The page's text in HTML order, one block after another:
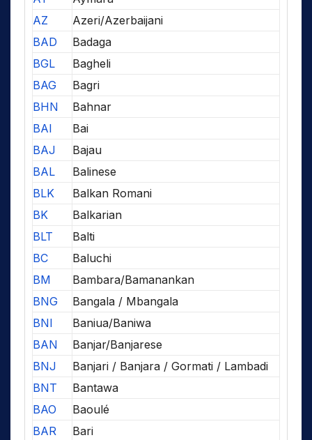
AZ
Azeri/Azerbaijani
BAD
Badaga
BGL
Bagheli
BAG
Bagri
BHN
Bahnar
BAI
Bai
BAJ
Bajau
BAL
Balinese
BLK
Balkan Romani
BK
Balkarian
BLT
Balti
BC
Baluchi
BM
Bambara/Bamanankan
BNG
Bangala / Mbangala
BNI
Baniua/Baniwa
BAN
Banjar/Banjarese
BNJ
Banjari / Banjara / Gormati / Lambadi
BNT
Bantawa
BAO
Baoulé
BAR
Bari